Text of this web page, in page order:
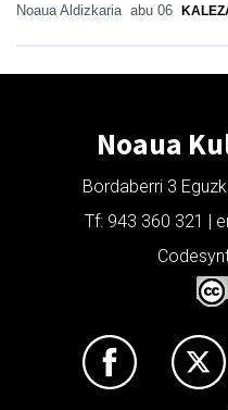
Noaua Aldizkaria abu 06
Noaua
Bordaberri 3
Tf: 943 360 321 |